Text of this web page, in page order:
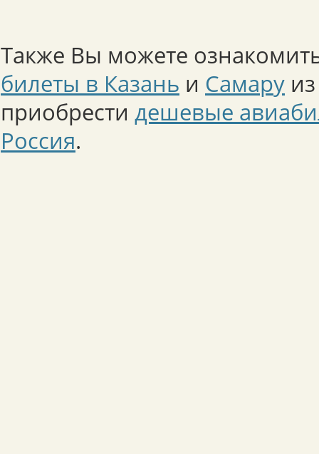
Также Вы можете
билеты в Казань и Самару
приобрести дешевые
Россия.